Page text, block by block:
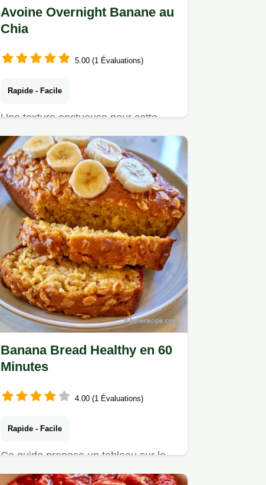
Avoine Overnight Banane au
Chia
5.00 (1 Évaluations)
Rapide - Facile
Une texture onctueuse pour cette
Avoine overnight banane. Ce guide
inclut le truc pour la texture…
Banana Bread Healthy en 60
Minutes
4.00 (1 Évaluations)
Rapide - Facile
Ce guide propose un tableau sur le
rôle des ingrédients et leurs